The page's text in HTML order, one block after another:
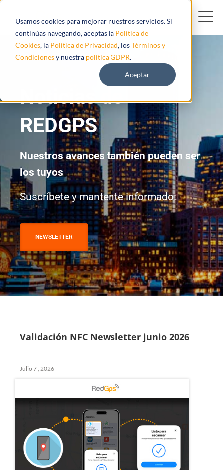
Usamos cookies para mejorar nuestros servicios. Si
continúas navegando, aceptas la Política de
Cookies, la Política de Privacidad, losTérminos y
Condicionesy nuestra politica GDPR.
Aceptar
Noticias de
REDGPS
Nuestros avances también pueden ser
los tuyos
Suscríbete y mantente informado:
NEWSLETTER
Validación NFC Newsletter junio 2026
Julio 7 , 2026